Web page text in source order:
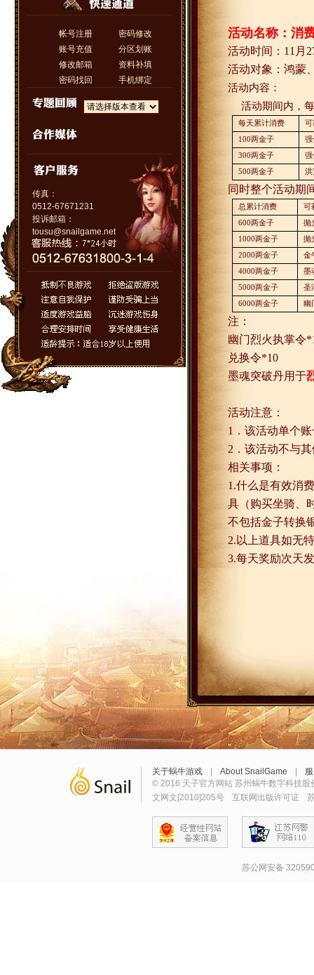
帐号注册
密码修改
账号充值
分区划账
修改邮箱
资料补填
密码找回
手机绑定
传真：
0512-67671231
投诉邮箱：
tousu@snailgame.net
活动名称：消
活动时间： 11 月
活动对象：鸿蒙
活动内容：
活动期间内，
每天累计消费 可
100两金子 强
300两金子 强
500两金子 洪
同时整个活动期
总累计消费 可
600两金子 抛
1000两金子 抛
2000两金子 金
4000两金子 墨
5000两金子 圣
6000两金子 幽
注：
幽门烈火执掌令
兑换令*10
墨魂突破丹用于
活动注意：
1 ．该活动单个
2 ．该活动不与
相关事项：
1.什么是有效消
具（购买坐骑、
不包括金子转换
2. 以上道具如无
3.每天奖励次天
关于蜗牛游戏 About SnailGame
© 2016 天子官方网站 苏州蜗牛数字科技
文网文[2010]205号
互联网出版许可证
苏公网安备